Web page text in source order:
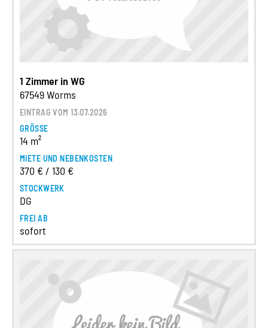
1 Zimmer in WG
67549 Worms
EINTRAG VOM 13.07.2026
GRÖSSE
14 m²
MIETE UND NEBENKOSTEN
370 € / 130 €
STOCKWERK
DG
FREI AB
sofort